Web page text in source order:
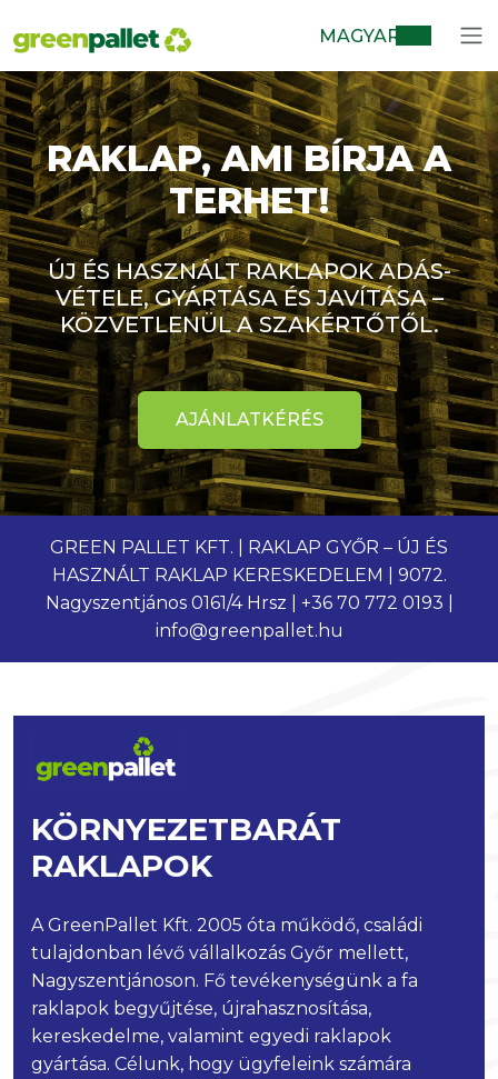
MAGYAR
RAKLAP, AMI BÍRJA A
TERHET!
ÚJ ÉS HASZNÁLT RAKLAPOK ADÁS-
VÉTELE, GYÁRTÁSA ÉS JAVÍTÁSA –
KÖZVETLENÜL A SZAKÉRTŐTŐL.
AJÁNLATKÉRÉS
GREEN PALLET KFT. | RAKLAP GYŐR – ÚJ ÉS
HASZNÁLT RAKLAP KERESKEDELEM | 9072.
Nagyszentjános 0161/4 Hrsz | +36 70 772 0193 |
info@greenpallet.hu
KÖRNYEZETBARÁT
RAKLAPOK
A GreenPallet Kft. 2005 óta működő, családi
tulajdonban lévő vállalkozás Győr mellett,
Nagyszentjánoson. Fő tevékenységünk a fa
raklapok begyűjtése, újrahasznosítása,
kereskedelme, valamint egyedi raklapok
gyártása. Célunk, hogy ügyfeleink számára